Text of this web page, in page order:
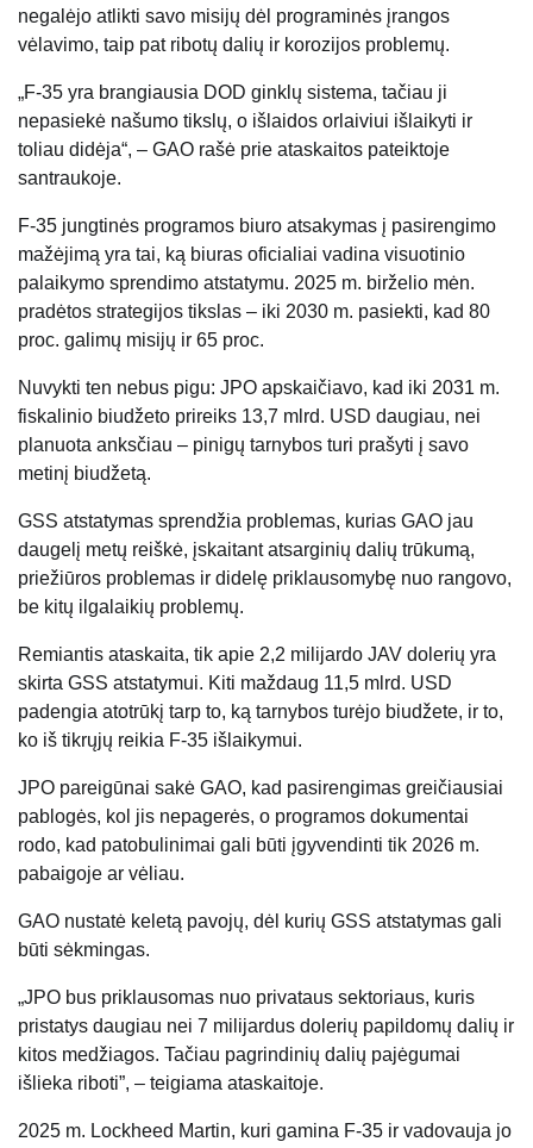
negalėjo atlikti savo misijų dėl programinės įrangos
vėlavimo, taip pat ribotų dalių ir korozijos problemų.
„F-35 yra brangiausia DOD ginklų sistema, tačiau ji
nepasiekė našumo tikslų, o išlaidos orlaiviui išlaikyti ir
toliau didėja“, – GAO rašė prie ataskaitos pateiktoje
santraukoje.
F-35 jungtinės programos biuro atsakymas į pasirengimo
mažėjimą yra tai, ką biuras oficialiai vadina visuotinio
palaikymo sprendimo atstatymu. 2025 m. birželio mėn.
pradėtos strategijos tikslas – iki 2030 m. pasiekti, kad 80
proc. galimų misijų ir 65 proc.
Nuvykti ten nebus pigu: JPO apskaičiavo, kad iki 2031 m.
fiskalinio biudžeto prireiks 13,7 mlrd. USD daugiau, nei
planuota anksčiau – pinigų tarnybos turi prašyti į savo
metinį biudžetą.
GSS atstatymas sprendžia problemas, kurias GAO jau
daugelį metų reiškė, įskaitant atsarginių dalių trūkumą,
priežiūros problemas ir didelę priklausomybę nuo rangovo,
be kitų ilgalaikių problemų.
Remiantis ataskaita, tik apie 2,2 milijardo JAV dolerių yra
skirta GSS atstatymui. Kiti maždaug 11,5 mlrd. USD
padengia atotrūkį tarp to, ką tarnybos turėjo biudžete, ir to,
ko iš tikrųjų reikia F-35 išlaikymui.
JPO pareigūnai sakė GAO, kad pasirengimas greičiausiai
pablogės, kol jis nepagerės, o programos dokumentai
rodo, kad patobulinimai gali būti įgyvendinti tik 2026 m.
pabaigoje ar vėliau.
GAO nustatė keletą pavojų, dėl kurių GSS atstatymas gali
būti sėkmingas.
„JPO bus priklausomas nuo privataus sektoriaus, kuris
pristatys daugiau nei 7 milijardus dolerių papildomų dalių ir
kitos medžiagos. Tačiau pagrindinių dalių pajėgumai
išlieka riboti”, – teigiama ataskaitoje.
2025 m. Lockheed Martin, kuri gamina F-35 ir vadovauja jo